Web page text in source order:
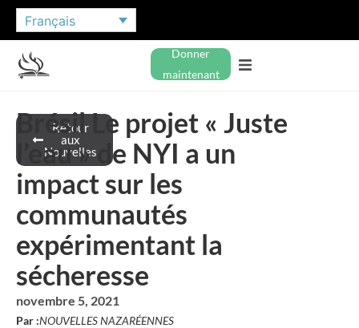
Français
Donner
maintenant
Retour
aux
Nouvelles
Brésil Le projet « Juste
l’eau » de NYI a un
impact sur les
communautés
expérimentant la
sécheresse
novembre 5, 2021
Par :NOUVELLES NAZARÉENNES